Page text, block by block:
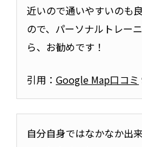
近いので通いやすいのも
ので、パーソナルトレー
ら、お勧めです！
引用： Google Map口コミ
自分自身ではなかなか出